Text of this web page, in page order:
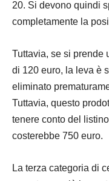
20. Si devono quindi
completamente la
Tuttavia, se si prende
di 120 euro, la leva è
eliminato
Tuttavia, questo
tenere conto del
costerebbe 750 euro.
La terza categoria di